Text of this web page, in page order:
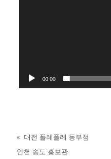
00:00
« 대전 폴레폴레 동부점
인천 송도 홍보관